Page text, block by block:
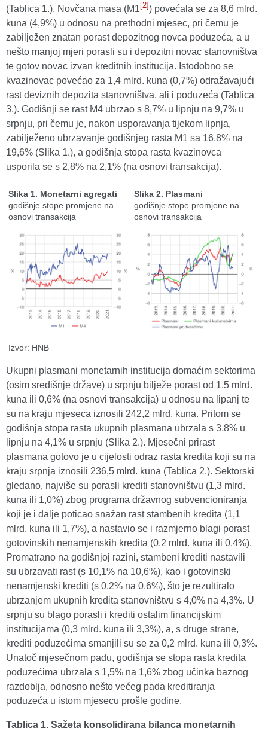
(Tablica 1.). Novčana masa (M1 [2]) povećala se za 8,6 mlrd.
kuna (4,9%) u odnosu na prethodni mjesec, pri čemu je
zabilježen znatan porast depozitnog novca poduzeća, a u
nešto manjoj mjeri porasli su i depozitni novac stanovništva
te gotov novac izvan kreditnih institucija. Istodobno se
kvazinovac povećao za 1,4 mlrd. kuna (0,7%) odražavajući
rast deviznih depozita stanovništva, ali i poduzeća (Tablica
3.). Godišnji se rast M4 ubrzao s 8,7% u lipnju na 9,7% u
srpnju, pri čemu je, nakon usporavanja tijekom lipnja,
zabilježeno ubrzavanje godišnjeg rasta M1 sa 16,8% na
19,6% (Slika 1.), a godišnja stopa rasta kvazinovca
usporila se s 2,8% na 2,1% (na osnovi transakcija).
Slika 1. Monetarni agregati
godišnje stope promjene na
osnovi transakcija
Slika 2. Plasmani
godišnje stope promjene na
osnovi transakcija
Izvor: HNB
Ukupni plasmani monetarnih institucija domaćim sektorima
(osim središnje države) u srpnju bilježe porast od 1,5 mlrd.
kuna ili 0,6% (na osnovi transakcija) u odnosu na lipanj te
su na kraju mjeseca iznosili 242,2 mlrd. kuna. Pritom se
godišnja stopa rasta ukupnih plasmana ubrzala s 3,8% u
lipnju na 4,1% u srpnju (Slika 2.). Mjesečni prirast
plasmana gotovo je u cijelosti odraz rasta kredita koji su na
kraju srpnja iznosili 236,5 mlrd. kuna (Tablica 2.). Sektorski
gledano, najviše su porasli krediti stanovništvu (1,3 mlrd.
kuna ili 1,0%) zbog programa državnog subvencioniranja
koji je i dalje poticao snažan rast stambenih kredita (1,1
mlrd. kuna ili 1,7%), a nastavio se i razmjerno blagi porast
gotovinskih nenamjenskih kredita (0,2 mlrd. kuna ili 0,4%).
Promatrano na godišnjoj razini, stambeni krediti nastavili
su ubrzavati rast (s 10,1% na 10,6%), kao i gotovinski
nenamjenski krediti (s 0,2% na 0,6%), što je rezultiralo
ubrzanjem ukupnih kredita stanovništvu s 4,0% na 4,3%. U
srpnju su blago porasli i krediti ostalim financijskim
institucijama (0,3 mlrd. kuna ili 3,3%), a, s druge strane,
krediti poduzećima smanjili su se za 0,2 mlrd. kuna ili 0,3%.
Unatoč mjesečnom padu, godišnja se stopa rasta kredita
poduzećima ubrzala s 1,5% na 1,6% zbog učinka baznog
razdoblja, odnosno nešto većeg pada kreditiranja
poduzeća u istom mjesecu prošle godine.
Tablica 1. Sažeta konsolidirana bilanca monetarnih